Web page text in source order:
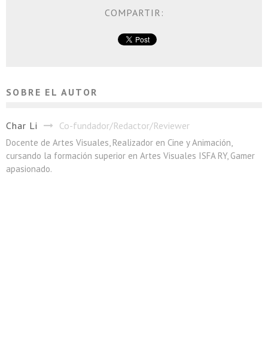
COMPARTIR:
SOBRE EL AUTOR
Char Li Co-fundador/Redactor/Reviewer
Docente de Artes Visuales, Realizador en Cine y Animación,
cursando la formación superior en Artes Visuales ISFA RY, Gamer
apasionado.